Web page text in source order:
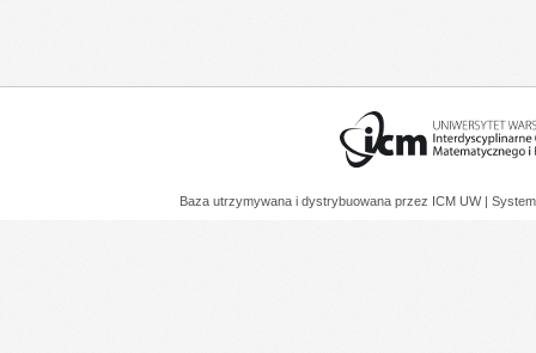
Baza utrzymywana i dystrybuowana przez ICM UW |